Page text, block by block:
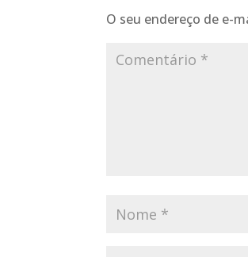
O seu endereço de e-